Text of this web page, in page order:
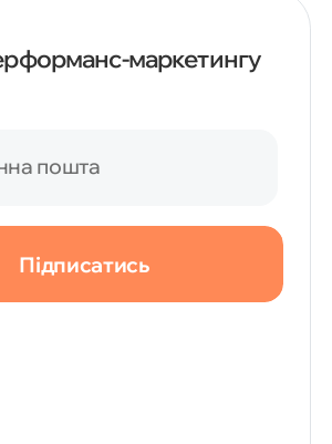
попередника
маркетингу
пошта
Підписатись